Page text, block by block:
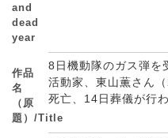
and
dead
year
作品
名
（原
題）/Title
8日機動隊のガス弾を
活動家、東山薫さん
死亡、14日葬儀が行